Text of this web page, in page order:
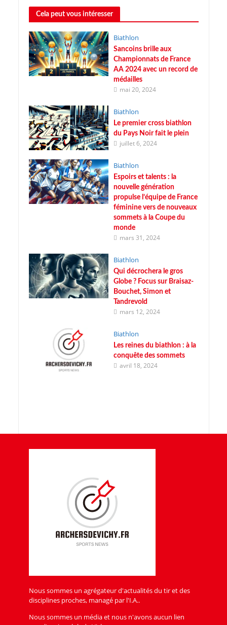
Cela peut vous intéresser
Biathlon
Sancoins brille aux
Championnats de France
AA 2024 avec un record de
médailles
mai 20, 2024
Biathlon
Le premier cross biathlon
du Pays Noir fait le plein
juillet 6, 2024
Biathlon
Espoirs et talents : la
nouvelle génération
propulse l’équipe de France
féminine vers de nouveaux
sommets à la Coupe du
monde
mars 31, 2024
Biathlon
Qui décrochera le gros
Globe ? Focus sur Braisaz-
Bouchet, Simon et
Tandrevold
mars 12, 2024
Biathlon
Les reines du biathlon : à la
conquête des sommets
avril 18, 2024
Nous sommes un agrégateur d'actualités du tir et des
disciplines proches, managé par l'I.A..
Nous sommes un média et nous n'avons aucun lien